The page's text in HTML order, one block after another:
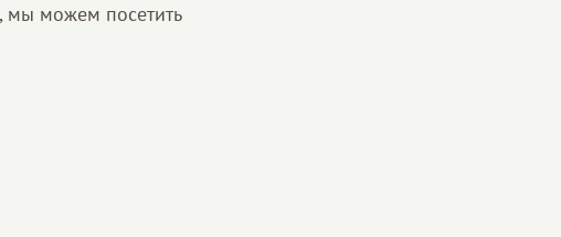
мы можем посетить